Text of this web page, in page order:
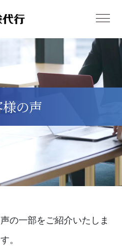
の声
の一部をご紹介いたしま
す。